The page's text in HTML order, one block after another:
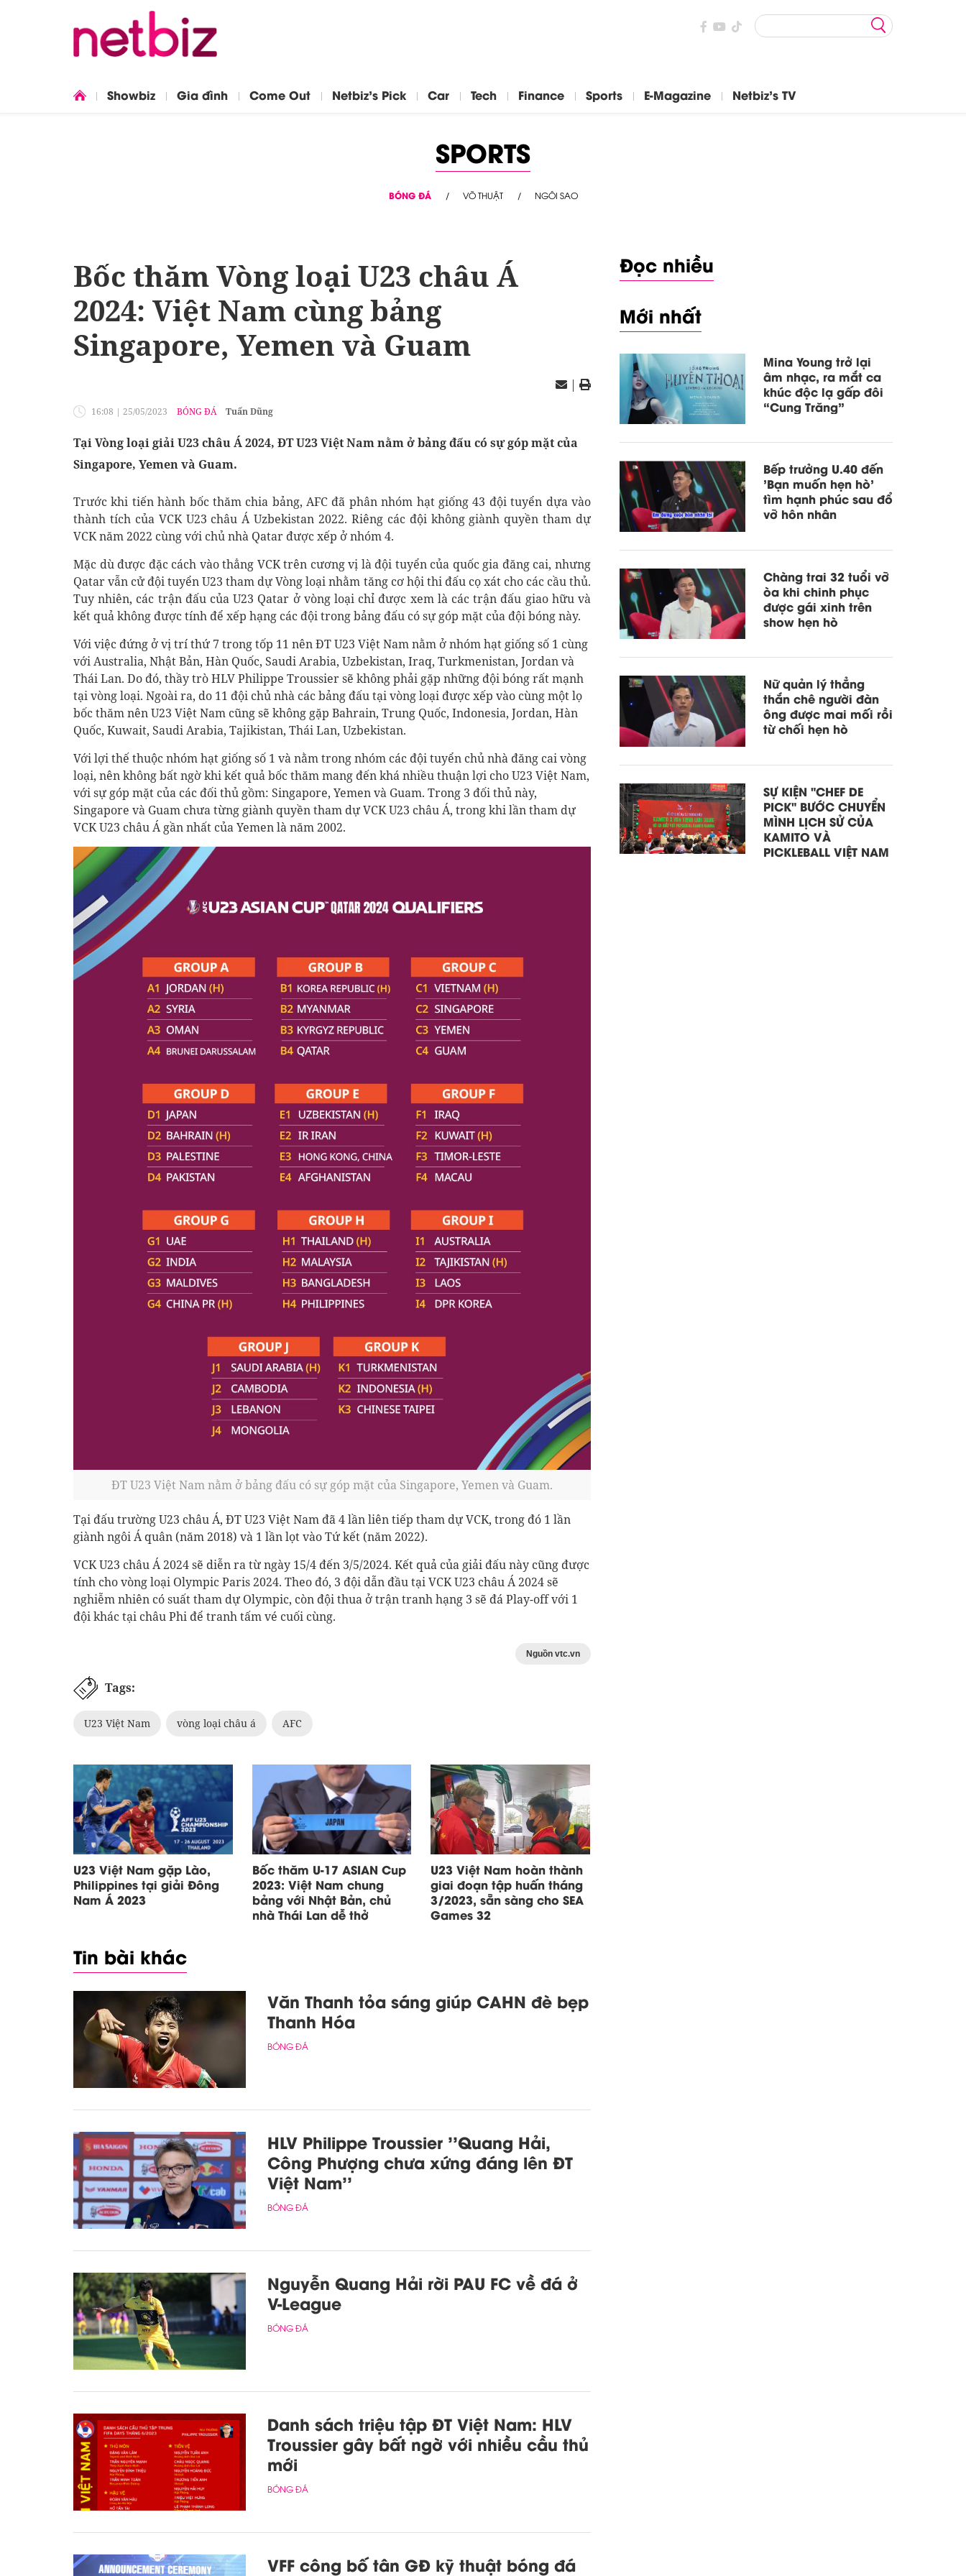
Showbiz Gia đình Come Out Netbiz's Pick Car Tech Finance Sports E-Magazine Netbiz's TV
SPORTS
BÓNG ĐÁ VÕ THUẬT NGÔI SAO
Bốc thăm Vòng loại U23 châu Á
2024: Việt Nam cùng bảng
Singapore, Yemen và Guam
|
16:08 | 25/05/2023 BÓNG ĐÁ Tuấn Dũng
Tại Vòng loại giải U23 châu Á 2024, ĐT U23 Việt Nam nằm ở bảng đấu có sự góp mặt của
Singapore, Yemen và Guam.
Trước khi tiến hành bốc thăm chia bảng, AFC đã phân nhóm hạt giống 43 đội tuyển dựa vào
thành tích của VCK U23 châu Á Uzbekistan 2022. Riêng các đội không giành quyền tham dự
VCK năm 2022 cùng với chủ nhà Qatar được xếp ở nhóm 4.
Mặc dù được đặc cách vào thẳng VCK trên cương vị là đội tuyển của quốc gia đăng cai, nhưng
Qatar vẫn cử đội tuyển U23 tham dự Vòng loại nhằm tăng cơ hội thi đấu cọ xát cho các cầu thủ.
Tuy nhiên, các trận đấu của U23 Qatar ở vòng loại chỉ được xem là các trận đấu giao hữu và
kết quả không được tính để xếp hạng các đội trong bảng đấu có sự góp mặt của đội bóng này.
Với việc đứng ở vị trí thứ 7 trong tốp 11 nên ĐT U23 Việt Nam nằm ở nhóm hạt giống số 1 cùng
với Australia, Nhật Bản, Hàn Quốc, Saudi Arabia, Uzbekistan, Iraq, Turkmenistan, Jordan và
Thái Lan. Do đó, thầy trò HLV Philippe Troussier sẽ không phải gặp những đội bóng rất mạnh
tại vòng loại. Ngoài ra, do 11 đội chủ nhà các bảng đấu tại vòng loại được xếp vào cùng một lọ
bốc thăm nên U23 Việt Nam cũng sẽ không gặp Bahrain, Trung Quốc, Indonesia, Jordan, Hàn
Quốc, Kuwait, Saudi Arabia, Tajikistan, Thái Lan, Uzbekistan.
Với lợi thế thuộc nhóm hạt giống số 1 và nằm trong nhóm các đội tuyển chủ nhà đăng cai vòng
loại, nên không bất ngờ khi kết quả bốc thăm mang đến khá nhiều thuận lợi cho U23 Việt Nam,
với sự góp mặt của các đối thủ gồm: Singapore, Yemen và Guam. Trong 3 đối thủ này,
Singapore và Guam chưa từng giành quyền tham dự VCK U23 châu Á, trong khi lần tham dự
VCK U23 châu Á gần nhất của Yemen là năm 2002.
ĐT U23 Việt Nam nằm ở bảng đấu có sự góp mặt của Singapore, Yemen và Guam.
Tại đấu trường U23 châu Á, ĐT U23 Việt Nam đã 4 lần liên tiếp tham dự VCK, trong đó 1 lần
giành ngôi Á quân (năm 2018) và 1 lần lọt vào Tứ kết (năm 2022).
VCK U23 châu Á 2024 sẽ diễn ra từ ngày 15/4 đến 3/5/2024. Kết quả của giải đấu này cũng được
tính cho vòng loại Olympic Paris 2024. Theo đó, 3 đội dẫn đầu tại VCK U23 châu Á 2024 sẽ
nghiễm nhiên có suất tham dự Olympic, còn đội thua ở trận tranh hạng 3 sẽ đá Play-off với 1
đội khác tại châu Phi để tranh tấm vé cuối cùng.
Nguồn vtc.vn
Tags:
U23 Việt Nam vòng loại châu á AFC
U23 Việt Nam gặp Lào,
Philippines tại giải Đông
Nam Á 2023
Bốc thăm U-17 ASIAN Cup
2023: Việt Nam chung
bảng với Nhật Bản, chủ
nhà Thái Lan dễ thở
U23 Việt Nam hoàn thành
giai đoạn tập huấn tháng
3/2023, sẵn sàng cho SEA
Games 32
Tin bài khác
Văn Thanh tỏa sáng giúp CAHN đè bẹp
Thanh Hóa
BÓNG ĐÁ
HLV Philippe Troussier ''Quang Hải,
Công Phượng chưa xứng đáng lên ĐT
Việt Nam''
BÓNG ĐÁ
Nguyễn Quang Hải rời PAU FC về đá ở
V-League
BÓNG ĐÁ
Danh sách triệu tập ĐT Việt Nam: HLV
Troussier gây bất ngờ với nhiều cầu thủ
mới
BÓNG ĐÁ
VFF công bố tân GĐ kỹ thuật bóng đá
Đọc nhiều
Mới nhất
Mina Young trở lại
âm nhạc, ra mắt ca
khúc độc lạ gấp đôi
“Cung Trăng”
Bếp trưởng U.40 đến
'Bạn muốn hẹn hò'
tìm hạnh phúc sau đổ
vỡ hôn nhân
Chàng trai 32 tuổi vỡ
òa khi chinh phục
được gái xinh trên
show hẹn hò
Nữ quản lý thẳng
thắn chê người đàn
ông được mai mối rồi
từ chối hẹn hò
SỰ KIỆN "CHEF DE
PICK" BƯỚC CHUYỂN
MÌNH LỊCH SỬ CỦA
KAMITO VÀ
PICKLEBALL VIỆT NAM